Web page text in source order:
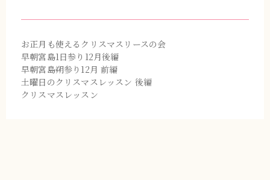
お正月も使えるクリスマスリースの会
早朝宮島1日参り12月後編
早朝宮島朔参り12月 前編
土曜日のクリスマスレッスン 後編
クリスマスレッスン